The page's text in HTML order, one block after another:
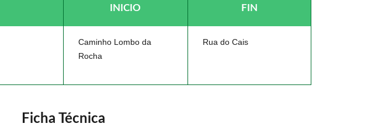
INICIO
Caminho Lombo da
Rocha
FIN
Rua do Cais
Ficha Técnica